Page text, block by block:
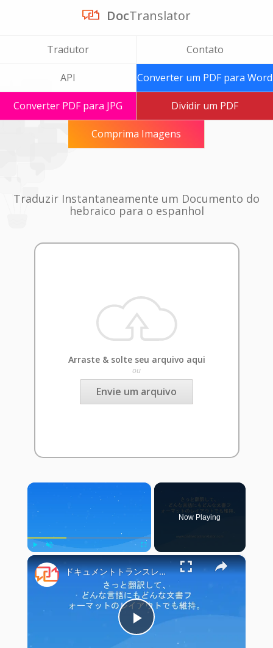
DocTranslator
Tradutor Contato
API Converter um PDF para Word
Converter PDF para JPG Dividir um PDF
Comprima Imagens
Traduzir Instantaneamente um Documento do
hebraico para o espanhol
Arraste & solte seu arquivo aqui
ou
Envie um arquivo
×
Play Unmute Fullscreen
Now Playing
×
Play
ドキュメントトランスレータを使用するにはどうすればよいですか？